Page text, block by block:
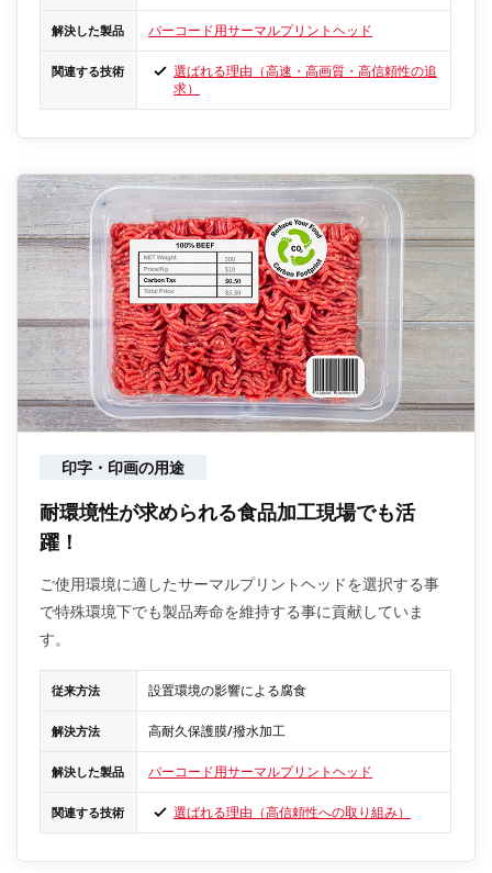
解決した製品 バーコード用サーマルプリントヘッド
関連する技術
選ばれる理由（高速・高画質・高信頼性の追
求）
印字・印画の用途
耐環境性が求められる食品加工現場でも活
躍！
ご使用環境に適したサーマルプリントヘッドを選択する事
で特殊環境下でも製品寿命を維持する事に貢献していま
す。
従来方法 設置環境の影響による腐食
解決方法 高耐久保護膜/撥水加工
解決した製品 バーコード用サーマルプリントヘッド
関連する技術 選ばれる理由（高信頼性への取り組み）